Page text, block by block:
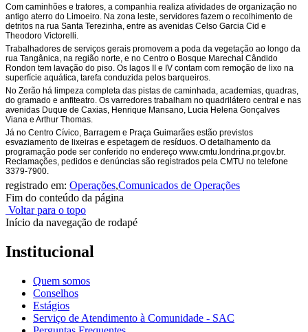
Com caminhões e tratores, a companhia realiza atividades de organização no
antigo aterro do Limoeiro. Na zona leste, servidores fazem o recolhimento de
detritos na rua Santa Terezinha, entre as avenidas Celso Garcia Cid e
Theodoro Victorelli.
Trabalhadores de serviços gerais promovem a poda da vegetação ao longo da
rua Tangânica, na região norte, e no Centro o Bosque Marechal Cândido
Rondon tem lavação do piso. Os lagos II e IV contam com remoção de lixo na
superfície aquática, tarefa conduzida pelos barqueiros.
No Zerão há limpeza completa das pistas de caminhada, academias, quadras,
do gramado e anfiteatro. Os varredores trabalham no quadrilátero central e nas
avenidas Duque de Caxias, Henrique Mansano, Lucia Helena Gonçalves
Viana e Arthur Thomas.
Já no Centro Cívico, Barragem e Praça Guimarães estão previstos
esvaziamento de lixeiras e espetagem de resíduos. O detalhamento da
programação pode ser conferido no endereço www.cmtu.londrina.pr.gov.br.
Reclamações, pedidos e denúncias são registrados pela CMTU no telefone
3379-7900.
registrado em: Operações,Comunicados de Operações
Fim do conteúdo da página
Voltar para o topo
Início da navegação de rodapé
Institucional
Quem somos
Conselhos
Estágios
Serviço de Atendimento à Comunidade - SAC